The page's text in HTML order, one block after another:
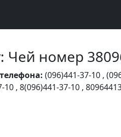
Чей номер
(096)441-37-10 ,
10 , 8(096)441-37-10 ,